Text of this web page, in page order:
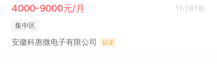
4000-9000元/月
11小时前
集中区
安徽科惠微电子有限公司 认证